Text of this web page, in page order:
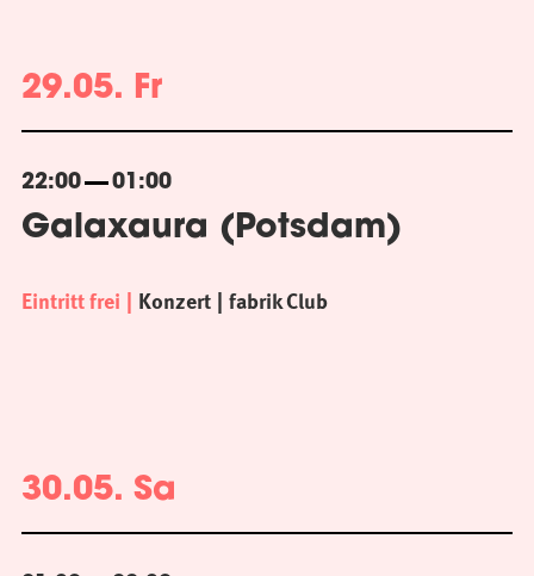
29.05. Fr
22:00 01:00
Galaxaura (Potsdam)
Eintritt frei Konzert fabrik Club
30.05. Sa